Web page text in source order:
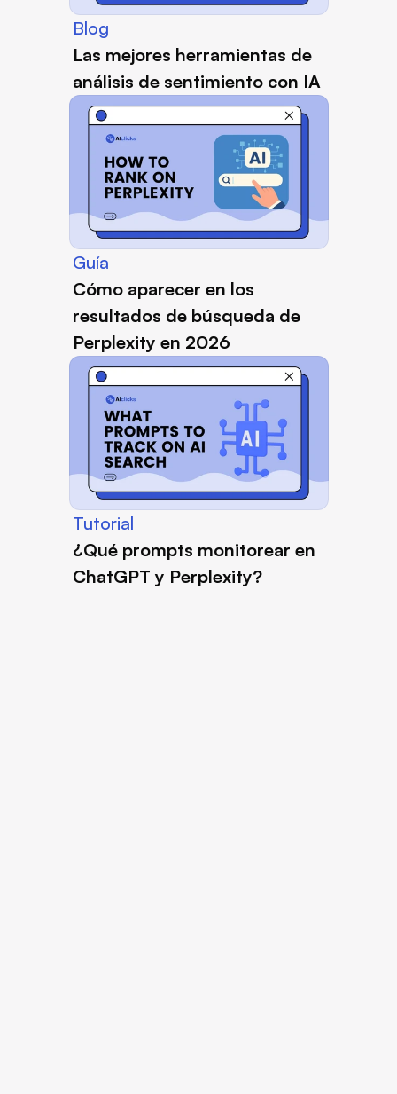
Blog
Las mejores herramientas de
análisis de sentimiento con IA
Guía
Cómo aparecer en los
resultados de búsqueda de
Perplexity en 2026
Tutorial
¿Qué prompts monitorear en
ChatGPT y Perplexity?